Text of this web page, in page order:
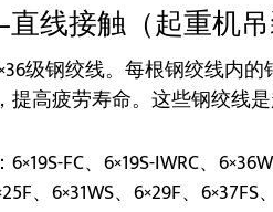
线接触（起重机吊
级钢绞线。每根钢绞线内
提高疲劳寿命。这些钢绞线
FC、6×19S-IWRC、
、6×31WS、6×29F、6×37FS